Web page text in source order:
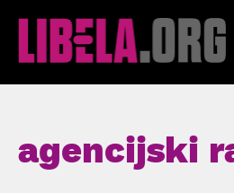
agencijski